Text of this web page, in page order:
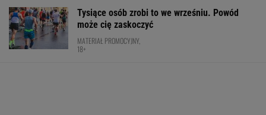
Tysiące osób zrobi to we wrześniu. Powód
może cię zaskoczyć
MATERIAŁ PROMOCYJNY,
18+